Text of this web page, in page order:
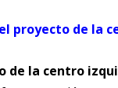
proyecto de la
de la centro